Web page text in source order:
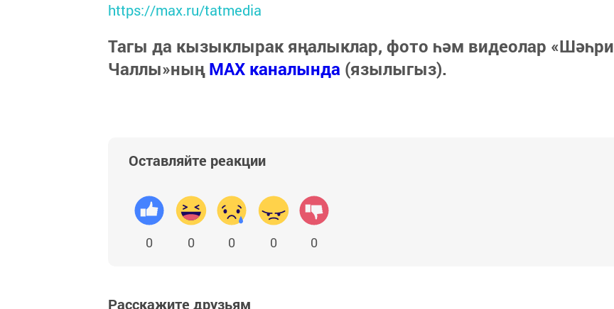
https://max.ru/tatmedia
Тагы да кызыклырак яңалыклар, фото һәм видеолар «Шәһри
Чаллы»ныңMAX каналында (язылыгыз).
Оставляйте реакции
0 0 0 0 0
Расскажите друзьям